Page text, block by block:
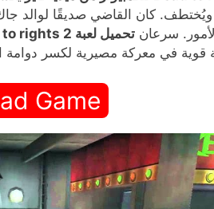
ويُختطف. كان القاضي صديقًا
سرعان تحميل لعبة Dead to rights 2 للكمبيوتر
في معركة مصيرية لكسر دوامة
Game